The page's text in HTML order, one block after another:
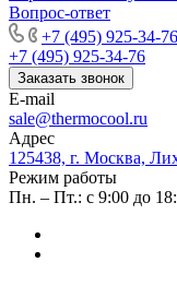
Вопрос-ответ
+7 (495) 925-34-76
+7 (495) 925-34-76
Заказать звонок
E-mail
sale@thermocool.ru
Адрес
125438, г. Москва,
Режим работы
Пн. – Пт.: с 9:00 до